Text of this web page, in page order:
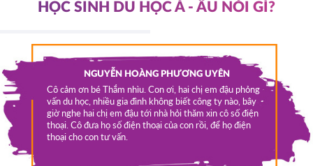
HỌC SINH DU HỌC Á - ÂU NÓI GÌ?
qua em
ở
được
là bắt
- Âu rất
NGUYỄN HOÀNG PHƯƠNG UYÊN
Cô cảm ơn bé Thắm nhìu. Con ơi, hai chị em đậu phỏng
vấn du học, nhiều gia đình không biết công ty nào, bây
giờ nghe hai chị em đậu tới nhà hỏi thăm xin cô số điện
thoại. Cô đưa họ số điện thoại của con rồi, để họ điện
thoại cho con tư vấn.
Tui
lớp 11.
việc